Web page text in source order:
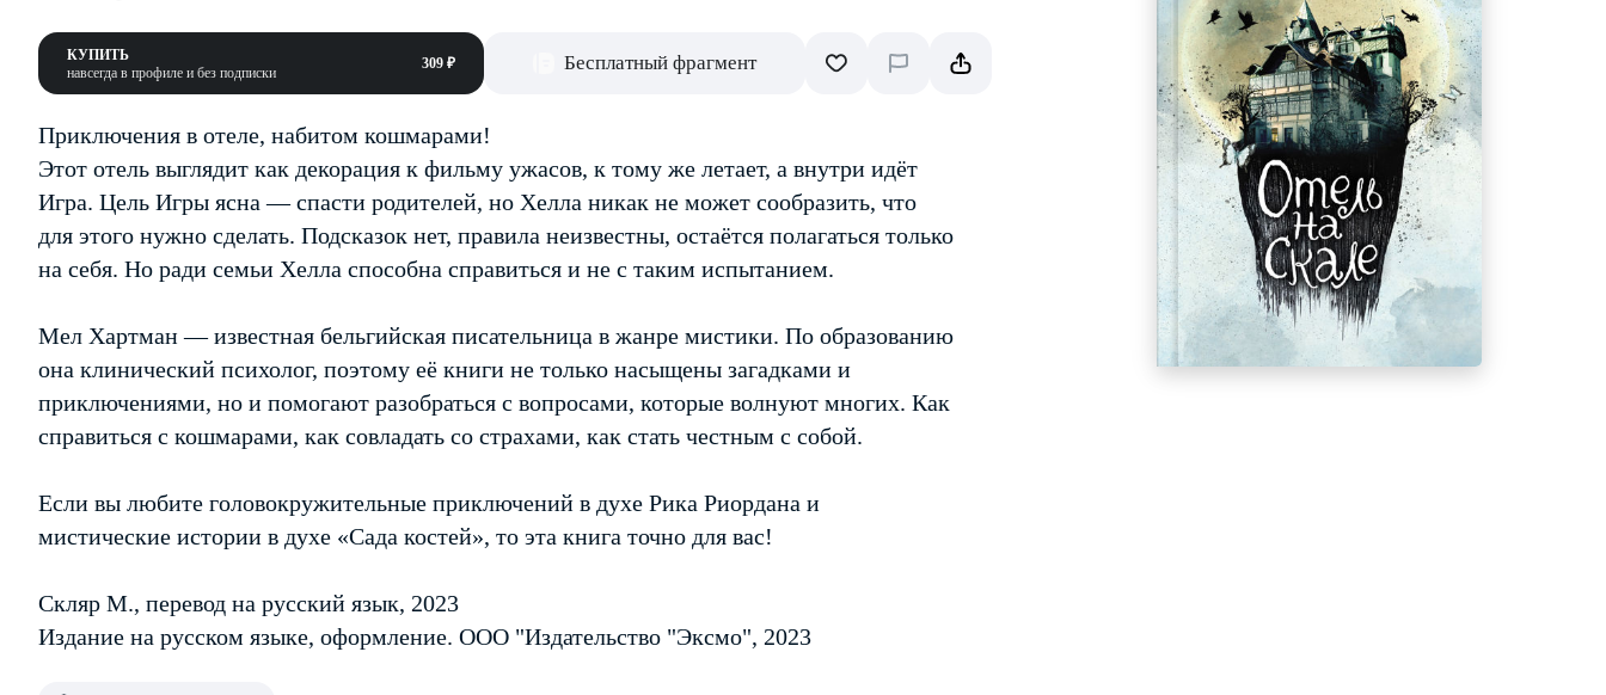
КУПИТЬ
навсегда в профиле и без подписки
309 ₽ Бесплатный фрагмент
Приключения в отеле, набитом кошмарами!
Этот отель выглядит как декорация к фильму ужасов, к тому же летает, а внутри идёт
Игра. Цель Игры ясна — спасти родителей, но Хелла никак не может сообразить, что
для этого нужно сделать. Подсказок нет, правила неизвестны, остаётся полагаться только
на себя. Но ради семьи Хелла способна справиться и не с таким испытанием.
Мел Хартман — известная бельгийская писательница в жанре мистики. По образованию
она клинический психолог, поэтому её книги не только насыщены загадками и
приключениями, но и помогают разобраться с вопросами, которые волнуют многих. Как
справиться с кошмарами, как совладать со страхами, как стать честным с собой.
Если вы любите головокружительные приключений в духе Рика Риордана и
мистические истории в духе «Сада костей», то эта книга точно для вас!
Скляр М., перевод на русский язык, 2023
Издание на русском языке, оформление. ООО "Издательство "Эксмо", 2023